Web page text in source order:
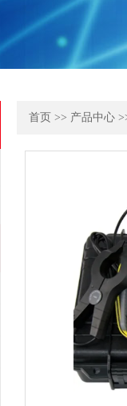
首页 >> 产品中心